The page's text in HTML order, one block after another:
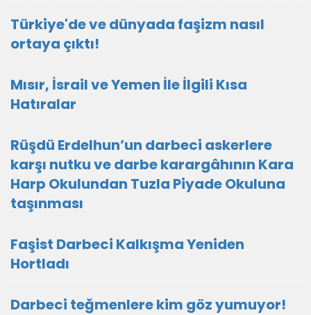
Türkiye'de ve dünyada faşizm nasıl
ortaya çıktı!
Mısır, İsrail ve Yemen İle İlgili Kısa
Hatıralar
Rüşdü Erdelhun’un darbeci askerlere
karşı nutku ve darbe karargâhının Kara
Harp Okulundan Tuzla Piyade Okuluna
taşınması
Faşist Darbeci Kalkışma Yeniden
Hortladı
Darbeci teğmenlere kim göz yumuyor!